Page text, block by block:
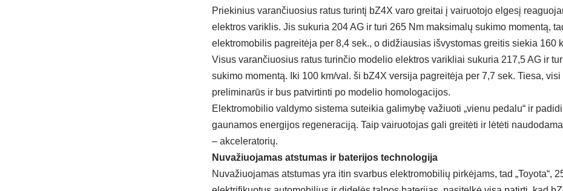
Priekinius varančiuosius ratus turintį bZ4X varo greitai į vairuotojo elgesį
elektros variklis. Jis sukuria 204 AG ir turi 265 Nm maksimalų sukimo momentą,
elektromobilis pagreitėja per 8,4 sek., o didžiausias išvystomas greitis siekia 160
Visus varančiuosius ratus turinčio modelio elektros varikliai sukuria 217,5 AG ir
sukimo momentą. Iki 100 km/val. ši bZ4X versija pagreitėja per 7,7 sek. Tiesa,
preliminarūs ir bus patvirtinti po modelio homologacijos.
Elektromobilio valdymo sistema suteikia galimybę važiuoti „vienu pedalu“ ir
gaunamos energijos regeneraciją. Taip vairuotojas gali greitėti ir lėtėti
– akceleratorių.
Nuvažiuojamas atstumas ir baterijos technologija
Nuvažiuojamas atstumas yra itin svarbus elektromobilių pirkėjams, tad „Toyota“,